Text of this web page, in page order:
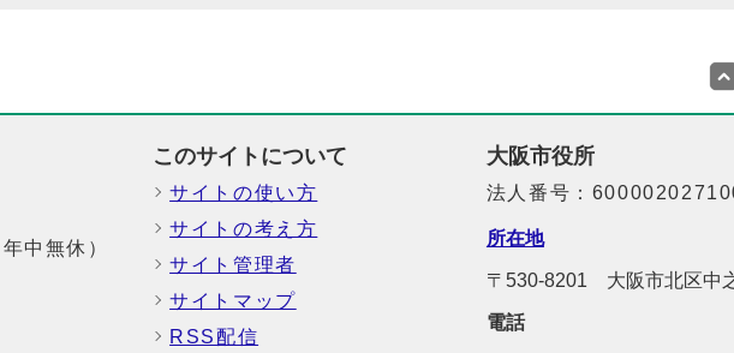
中無休）
このサイトについて
サイトの使い方
サイトの考え方
サイト管理者
サイトマップ
RSS配信
大阪市役所
法人番号：
所在地
〒530-8201 大阪市北区中
電話